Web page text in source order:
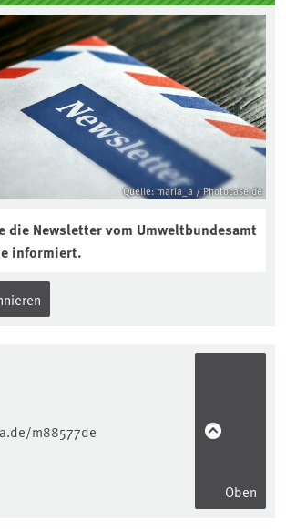
Quelle: maria_a / Photocase.de
die Newsletter vom Umweltbundesamt
informiert.
m88577de
Oben